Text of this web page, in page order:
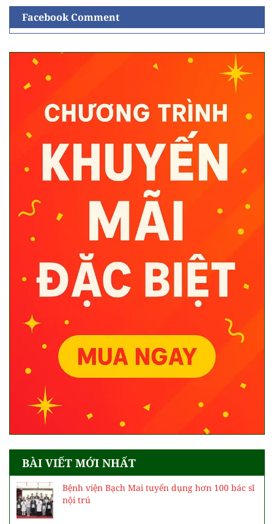
Facebook Comment
BÀI VIẾT MỚI NHẤT
Bệnh viện Bạch Mai tuyển dụng hơn 100 bác sĩ
nội trú